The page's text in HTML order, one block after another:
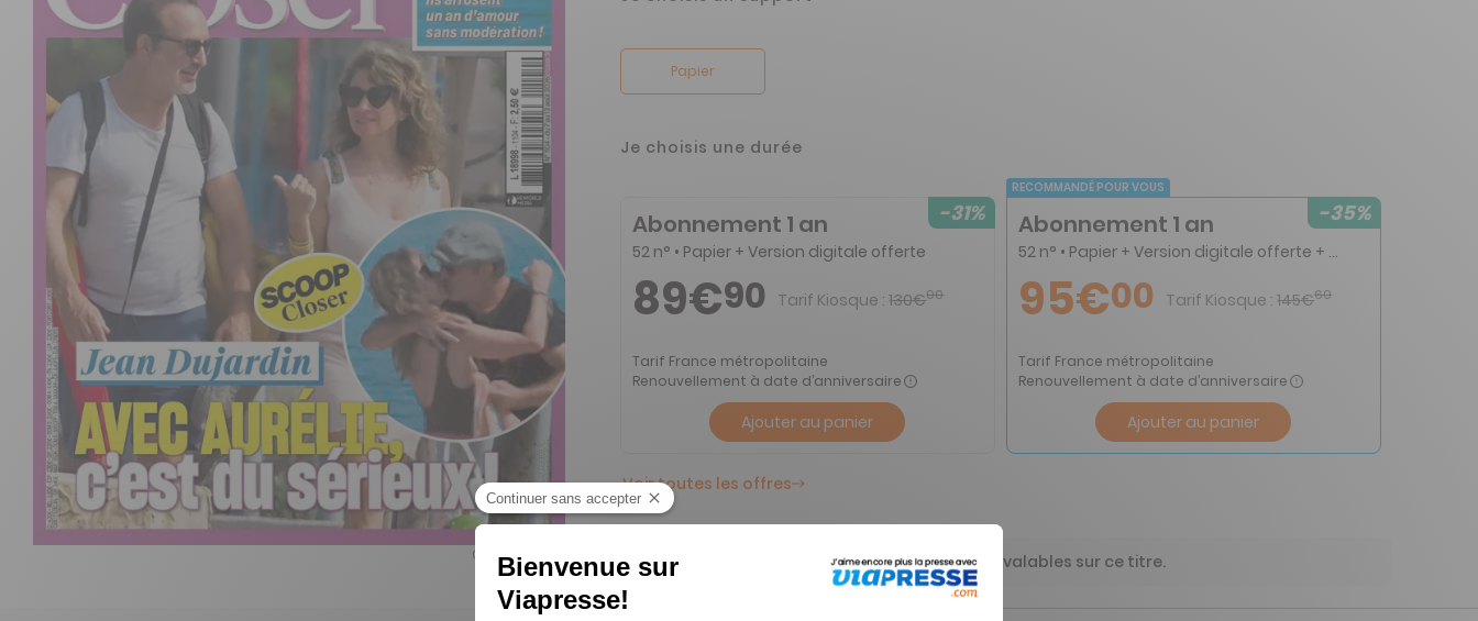
Closer n° 1104
Papier
Je choisis une durée
RECOMMANDÉ POUR VOUS
-35%
Abonnement 1 an
52 n° • Papier + Version digitale offerte + 4 Hors-série jeux
95€00 Tarif Kiosque : 145€60
Tarif France métropolitaine
Renouvellement à date d’anniversaire
Ajouter au panier
-31%
Abonnement 1 an
52 n° • Papier + Version digitale offerte
89€90 Tarif Kiosque : 130€00
Tarif France métropolitaine
Renouvellement à date d’anniversaire
Ajouter au panier
Voir toutes les offres
ℹ️Note : les codes promotionnels ne sont pas valables sur ce titre.